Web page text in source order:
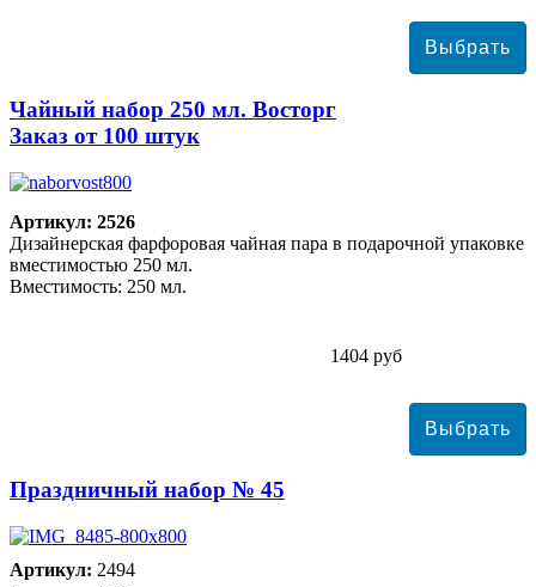
Чайный набор 250 мл. Восторг
Заказ от 100 штук
Артикул: 2526
Дизайнерская фарфоровая чайная пара в подарочной упаковке
вместимостью 250 мл.
Вместимость: 250 мл.
1404 руб
Праздничный набор № 45
Артикул: 2494